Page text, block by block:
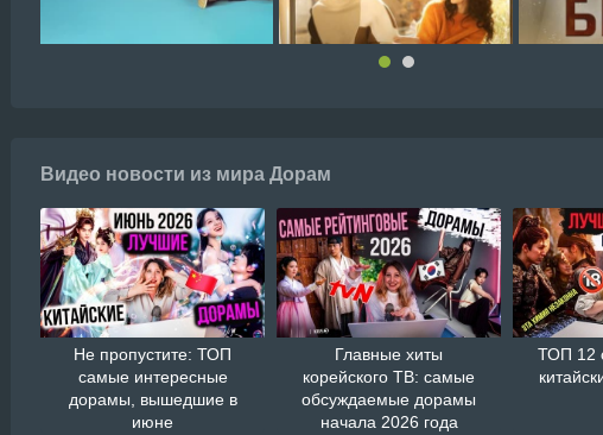
Видео новости из мира Дорам
Не пропустите: ТОП
самые интересные
дорамы, вышедшие в
июне
Главные хиты
корейского ТВ: самые
обсуждаемые дорамы
начала 2026 года
ТОП 12